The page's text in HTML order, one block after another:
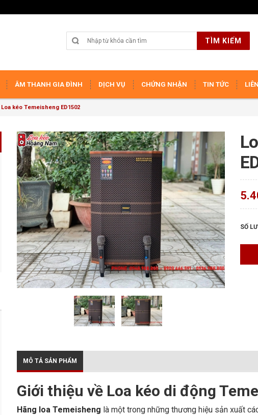
TÌM KIẾM
ÂM THANH GIA ĐÌNH DỊCH VỤ CHỨNG NHẬN TIN TỨC
Loa kéo Temeisheng ED1502
SỐ
MÔ TẢ SẢN PHẨM
Giới thiệu về Loa kéo di động
Hãng loa Temeisheng là một trong những thương hiệu sản xuất
Loa Active Blue J112
Loa kéo Blue B3215
10.500.000₫